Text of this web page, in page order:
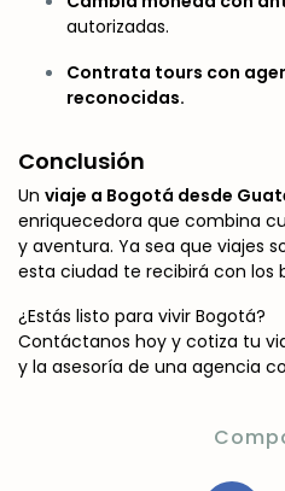
autorizadas.
Contrata tours con
reconocidas.
Conclusión
Un viaje a Bogotá desde
enriquecedora que combina
y aventura. Ya sea que viajes
esta ciudad te recibirá con los
¿Estás listo para vivir Bogotá?
Contáctanos hoy y cotiza tu
y la asesoría de una agencia